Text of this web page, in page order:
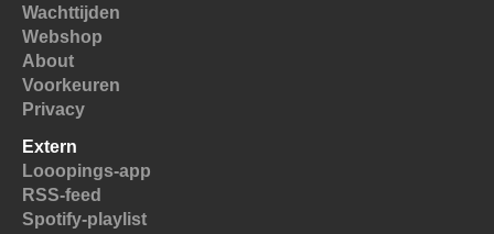
Wachttijden
Webshop
About
Voorkeuren
Privacy
Extern
Looopings-app
RSS-feed
Spotify-playlist